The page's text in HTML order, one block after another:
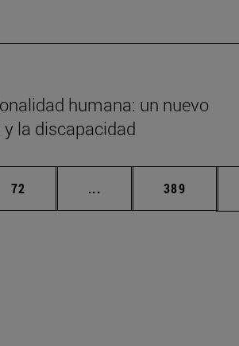
humana: un nuevo
la discapacidad
Página
72 ... Páginas intermedias
Página
389